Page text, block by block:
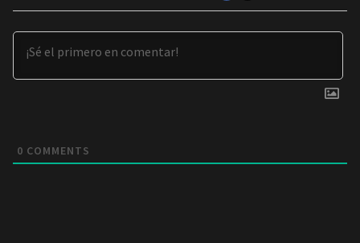
0 COMMENTS